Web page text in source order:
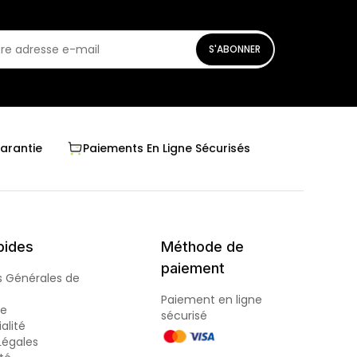
S'ABONNER
Paiements En Ligne Sécurisés
Générales de
Méthode de
paiement
Paiement en ligne
sécurisé